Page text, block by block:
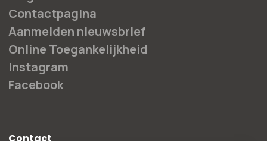
Contactpagina
Aanmelden nieuwsbrief
Online Toegankelijkheid
Instagram
Facebook